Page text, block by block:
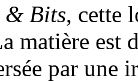
& Bits, cette
matière est
par une